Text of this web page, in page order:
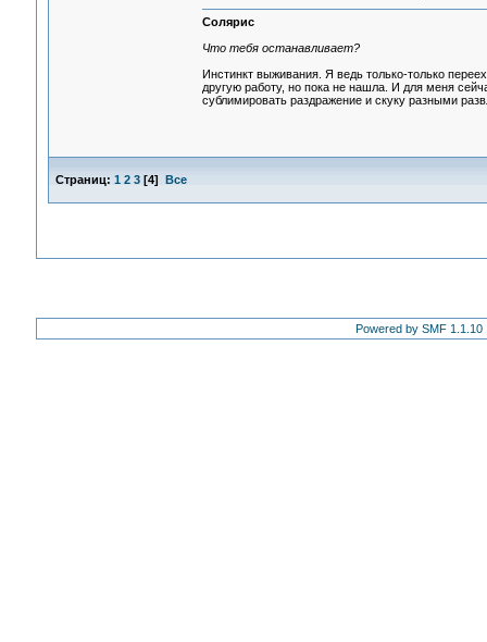
Солярис
Что тебя останавливает?
Инстинкт выживания. Я ведь только-только
другую работу, но пока не нашла. И для меня
сублимировать раздражение и скуку разными
Страниц: 1 2 3[4] Все
Powered by SMF 1.1.10